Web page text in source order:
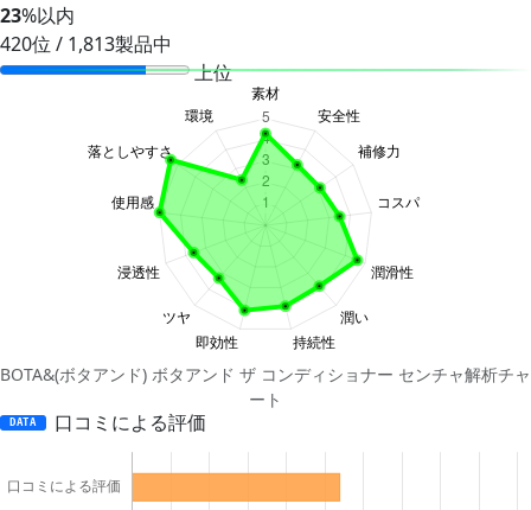
23%以内
420位 / 1,813製品中
上位
BOTA&(ボタアンド) ボタアンド ザ コンディショナー センチャ解析チャ
ート
DATA 口コミによる評価